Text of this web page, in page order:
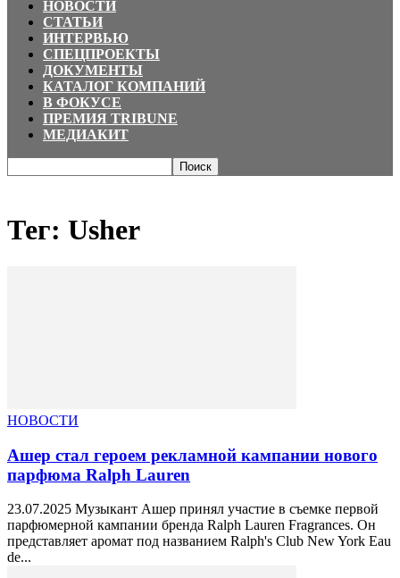
НОВОСТИ
СТАТЬИ
ИНТЕРВЬЮ
СПЕЦПРОЕКТЫ
ДОКУМЕНТЫ
КАТАЛОГ КОМПАНИЙ
В ФОКУСЕ
ПРЕМИЯ TRIBUNE
МЕДИАКИТ
Тег: Usher
НОВОСТИ
Ашер стал героем рекламной кампании нового
парфюма Ralph Lauren
23.07.2025 Музыкант Ашер принял участие в съемке первой
парфюмерной кампании бренда Ralph Lauren Fragrances. Он
представляет аромат под названием Ralph's Club New York Eau
de...